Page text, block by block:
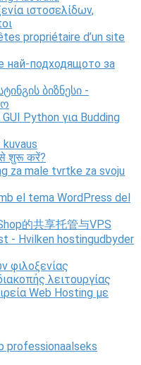
ιστοσελίδων,
propriétaire d’un site
най-подходящото за
ბიზნესი -
Python για Budding
शुरू करें?
za male tvrtke za svoju
el tema WordPress del
的共享托管与VPS
- Hvilken hostingudbyder
φιλοξενίας
λειτουργίας
Web Hosting με
professionaalseks